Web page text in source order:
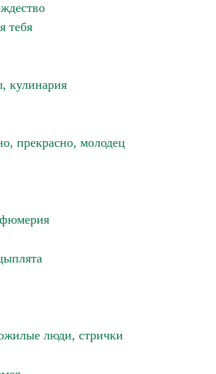
тебя
кулинария
прекрасно, молодец
люди, стрички